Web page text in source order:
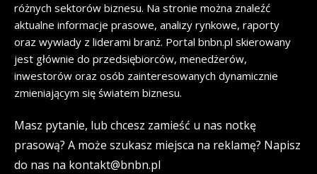
różnych sektorów biznesu. Na stronie można znaleźć
aktualne informacje prasowe, analizy rynkowe, raporty
oraz wywiady z liderami branż. Portal bnbn.pl skierowany
jest głównie do przedsiębiorców, menedżerów,
inwestorów oraz osób zainteresowanych dynamicznie
zmieniającym się światem biznesu.
Masz pytanie, lub chcesz zamieść u nas notkę
prasową? A może szukasz miejsca na reklamę? Napisz
do nas na kontakt@bnbn.pl